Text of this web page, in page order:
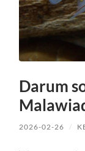
Darum
2026-02-26 /